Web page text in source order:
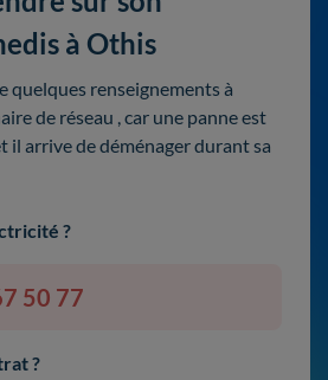
à Othis
quelques renseignements à
de réseau , car une panne est
il arrive de déménager durant sa
?
50 77
?